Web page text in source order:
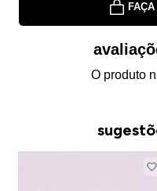
O produto